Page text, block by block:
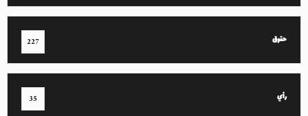
حقوق 227
رأي 35